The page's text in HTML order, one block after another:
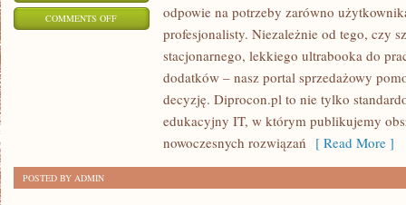
COMMENTS OFFON
KOMPUTEROWE
odpowie na potrzeby zarówno
profesjonalisty. Niezależnie od tego, czy
stacjonarnego, lekkiego ultrabooka do
dodatków – nasz portal sprzedażowy
decyzję. Diprocon.pl to nie tylko
edukacyjny IT, w którym publikujemy
nowoczesnych rozwiązań [ Read More ]
POSTED BY ADMIN